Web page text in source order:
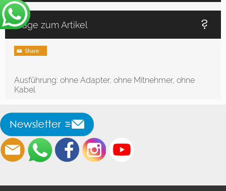
Frage zum Artikel
Ausführung: ohne Adapter, ohne Mitnehmer, ohne
Kabel